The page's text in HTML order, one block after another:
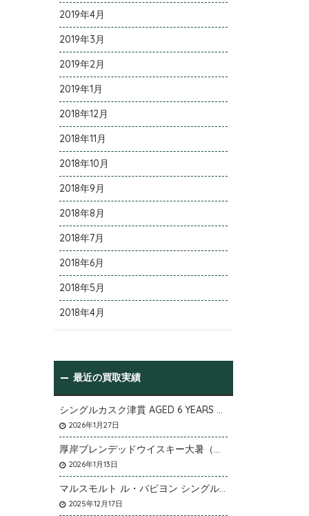
2019年4月
2019年3月
2019年2月
2019年1月
2018年12月
2018年11月
2018年10月
2018年9月
2018年8月
2018年7月
2018年6月
2018年5月
2018年4月
最近の買取実績
シングルカスク津貫 AGED 6 YEARS Cask No.T12を大阪府枚方市のお客様より店頭買取いたしました。
2026年1月27日
厚岸ブレンデッドウイスキー大暑（たいしょ）を大阪府寝屋川市のお客様より店頭買取いたしました。
2026年1月13日
マルスモルト ル・パピヨン シングルカスク アイノミドリシジミを大阪府枚方市のお客様より店頭買取いたしました。
2025年12月17日